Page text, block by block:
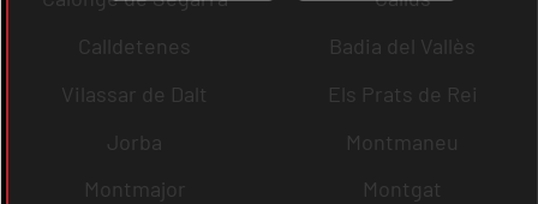
Calldetenes
Badia del Vallès
Vilassar de Dalt
Els Prats de Rei
Jorba
Montmaneu
Montmajor
Montgat